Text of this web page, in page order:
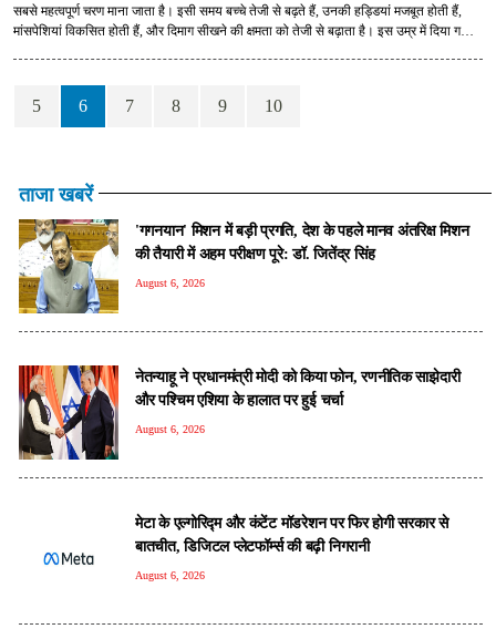
सबसे महत्वपूर्ण चरण माना जाता है। इसी समय बच्चे तेजी से बढ़ते हैं, उनकी हड्डियां मजबूत होती हैं,
मांसपेशियां विकसित होती हैं, और दिमाग सीखने की क्षमता को तेजी से बढ़ाता है। इस उम्र में दिया गया
उम्र में बच्चों की डाइट कैसी होनी चाहिए ताकि उनका विकास सही दिशा में हो सके।
5 6 7 8 9 10
ताजा खबरें
'गगनयान' मिशन में बड़ी प्रगति, देश के पहले मानव अंतरिक्ष मिशन
की तैयारी में अहम परीक्षण पूरे: डॉ. जितेंद्र सिंह
August 6, 2026
नेतन्याहू ने प्रधानमंत्री मोदी को क‍िया फोन, रणनीतिक साझेदारी
और पश्चिम एशिया के हालात पर हुई चर्चा
August 6, 2026
मेटा के एल्गोरिद्म और कंटेंट मॉडरेशन पर फिर होगी सरकार से
बातचीत, डिजिटल प्लेटफॉर्म्स की बढ़ी निगरानी
August 6, 2026